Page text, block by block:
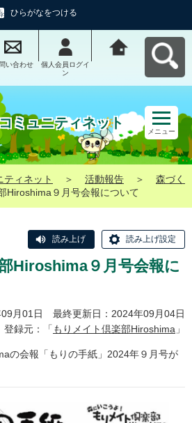
ひらがなをつける
い合わせ
個人会員ログイ
ン
ミュニティネット
メニュー
ィネット ＞ 活動報告 ＞
森づく
Hiroshima９月号会報について
読み上げ 読み上げ設定
Hiroshima９月号会報に
月01日 最終更新日：2024年09月04日
登録元：「 もりメイト倶楽部Hiroshima 」
の会報「もりの手紙」2024年９月号が